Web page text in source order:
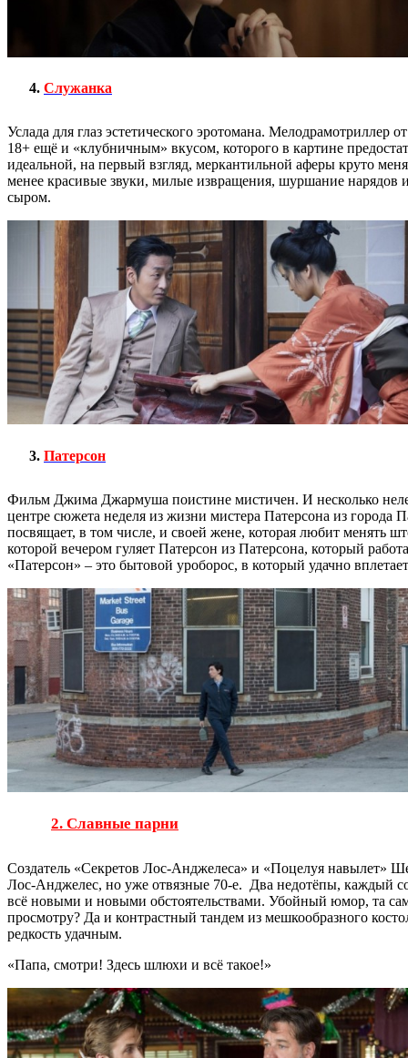
Служанка
Услада для глаз эстетического эротомана. Мелодрамотриллер
18+ ещё и «клубничным» вкусом, которого в картине
идеальной, на первый взгляд, меркантильной аферы круто
менее красивые звуки, милые извращения, шуршание нарядов
сыром.
Патерсон
Фильм Джима Джармуша поистине мистичен. И несколько
центре сюжета неделя из жизни мистера Патерсона из
посвящает, в том числе, и своей жене, которая любит менять
которой вечером гуляет Патерсон из Патерсона, который
«Патерсон» – это бытовой уроборос, в который удачно
2. Славные парни
Создатель «Секретов Лос-Анджелеса» и «Поцелуя навылет»
Лос-Анджелес, но уже отвязные 70-е. Два недотёпы, каждый
всё новыми и новыми обстоятельствами. Убойный юмор, та
просмотру? Да и контрастный тандем из мешкообразного
редкость удачным.
«Папа, смотри! Здесь шлюхи и всё такое!»